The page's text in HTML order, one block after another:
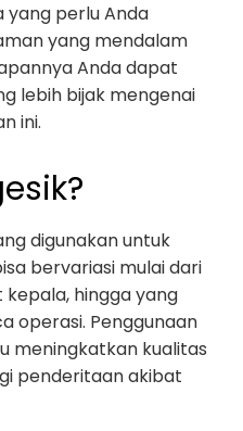
yang perlu Anda
yang mendalam
Anda dapat
lebih bijak mengenai
ini.
digunakan untuk
bervariasi mulai dari
hingga yang
operasi. Penggunaan
meningkatkan kualitas
penderitaan akibat